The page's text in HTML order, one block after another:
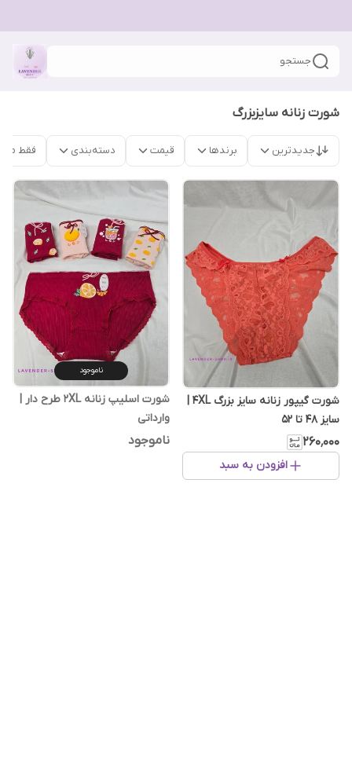
جستجو
شورت زنانه سایزبزرگ
جدیدترین برندها قیمت دسته‌بندی فقط
سایز 48 تا 52
۲۶۰٬۰۰۰
افزودن به سبد
ناموجود
شورت اسلیپ زنانه 2XL طرح دار |
وارداتی
ناموجود